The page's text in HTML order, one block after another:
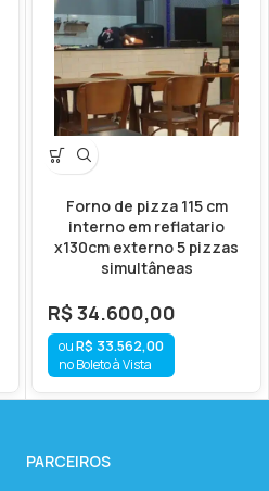
Forno de pizza 115 cm
interno em reflatario
x130cm externo 5 pizzas
simultâneas
R$34.600,00
R$ 33.562,00
no Boleto à Vista
PARCEIROS